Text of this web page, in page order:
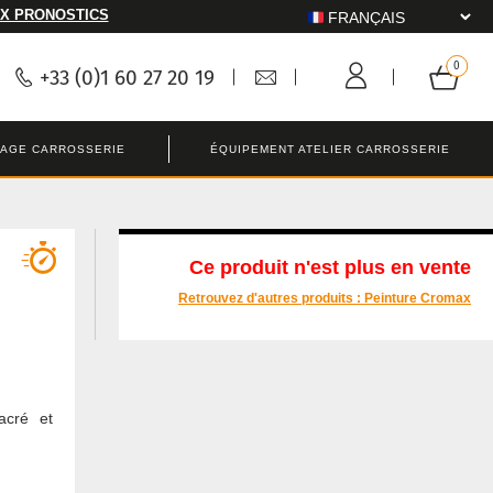
PRONOSTICS
+33 (0)1 60 27 20 19
CARROSSERIE ÉQUIPEMENT ATELIER CARROSSERIE
et
Ce produit n'est plus en vente
Retrouvez d'autres produits : Peinture Cromax